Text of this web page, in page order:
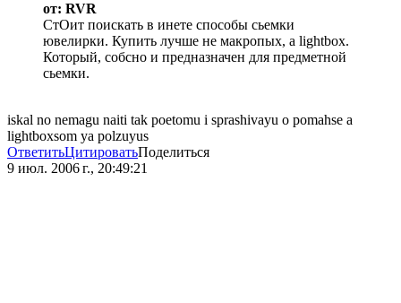
от: RVR
СтОит поискать в инете способы сьемки
ювелирки. Купить лучше не макропых, а lightbox.
Который, собсно и предназначен для предметной
сьемки.
iskal no nemagu naiti tak poetomu i sprashivayu o pomahse a
lightboxsom ya polzuyus
ОтветитьЦитироватьПоделиться
9 июл. 2006 г., 20:49:21